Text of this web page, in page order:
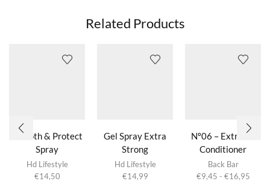
Related Products
Smooth & Protect
Spray
Hd Lifestyle
€14,50
Gel Spray Extra
Strong
Hd Lifestyle
€14,99
Nº06 – Extreme
Conditioner
Avocado & Wheat
Back Bar
€9,45 - €16,95
heeft
meerdere